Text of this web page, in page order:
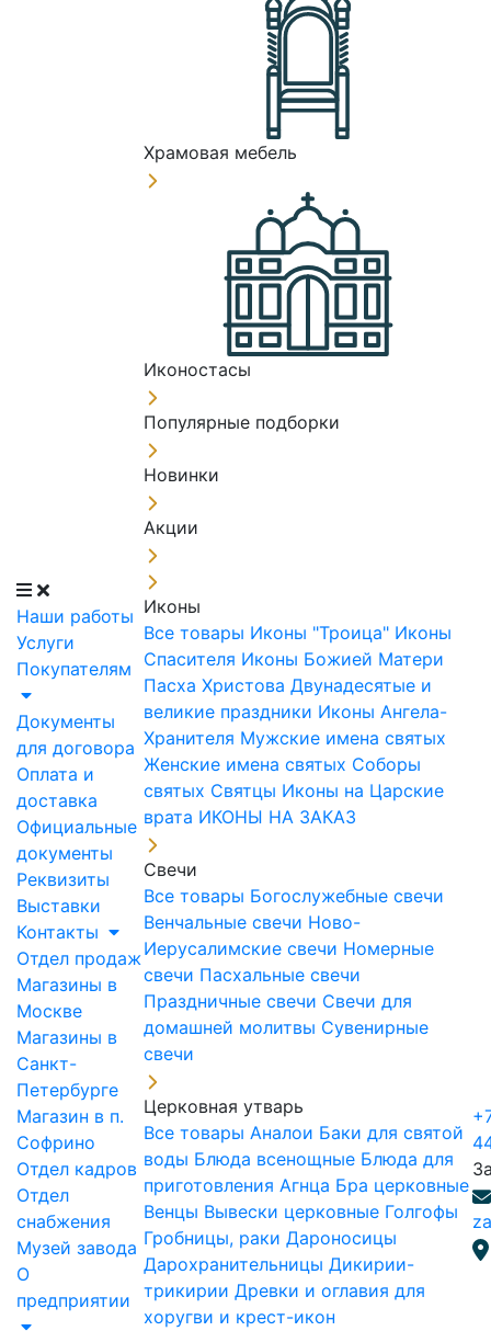
Наши работы
Услуги
Покупателям
Документы
для договора
Оплата и
доставка
Официальные
документы
Реквизиты
Выставки
Контакты
Отдел продаж
Магазины в
Москве
Магазины в
Санкт-
Петербурге
Магазин в п.
Софрино
Отдел кадров
Отдел
снабжения
Музей завода
О
предприятии
Храмовая мебель
Иконостасы
Популярные подборки
Новинки
Акции
Иконы
Все товары Иконы "Троица" Иконы
Спасителя Иконы Божией Матери
Пасха Христова Двунадесятые и
великие праздники Иконы Ангела-
Хранителя Мужские имена святых
Женские имена святых Соборы
святых Святцы Иконы на Царские
врата ИКОНЫ НА ЗАКАЗ
Свечи
Все товары Богослужебные свечи
Венчальные свечи Ново-
Иерусалимские свечи Номерные
свечи Пасхальные свечи
Праздничные свечи Свечи для
домашней молитвы Сувенирные
свечи
Церковная утварь
Все товары Аналои Баки для святой
воды Блюда всенощные Блюда для
приготовления Агнца Бра церковные
Венцы Вывески церковные Голгофы
Гробницы, раки Дароносицы
Дарохранительницы Дикирии-
трикирии Древки и оглавия для
хоругви и крест-икон